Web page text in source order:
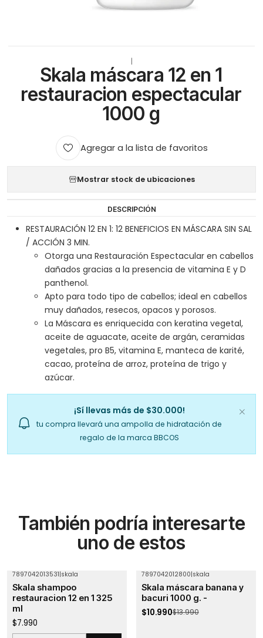
Skala máscara 12 en 1
restauracion espectacular
1000 g
Agregar a la lista de favoritos
Mostrar stock de ubicaciones
DESCRIPCIÓN
RESTAURACIÓN 12 EN 1: 12 BENEFICIOS EN MÁSCARA SIN SAL
/ ACCIÓN 3 MIN.
Otorga una Restauración Espectacular en cabellos
dañados gracias a la presencia de vitamina E y D
panthenol.
Apto para todo tipo de cabellos; ideal en cabellos
muy dañados, resecos, opacos y porosos.
La Máscara es enriquecida con keratina vegetal,
aceite de aguacate, aceite de argán, ceramidas
vegetales, pro B5, vitamina E, manteca de karité,
cacao, proteína de arroz, proteína de trigo y
azúcar.
¡Sí llevas más de $30.000!
tu compra llevará una ampolla de hidratación de
regalo de la marca BBCOS
También podría interesarte
uno de estos
7897042013531|skala
Skala shampoo
restauracion 12 en 1 325
ml
$7.990
Agotado
7897042012800|skala
Skala máscara banana y
bacuri 1000 g. -
$10.990$13.990